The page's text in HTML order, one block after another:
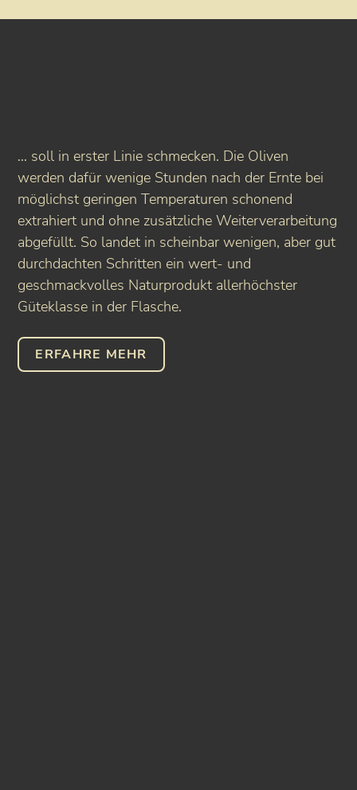
… soll in erster Linie schmecken. Die Oliven
werden dafür wenige Stunden nach der Ernte bei
möglichst geringen Temperaturen schonend
extrahiert und ohne zusätzliche Weiterverarbeitung
abgefüllt. So landet in scheinbar wenigen, aber gut
durchdachten Schritten ein wert- und
geschmackvolles Naturprodukt allerhöchster
Güteklasse in der Flasche.
ERFAHRE MEHR